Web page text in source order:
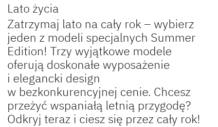
NOMAD
Caravan Caravan
Do przyczep kempingowych
Lato życia
Zatrzymaj lato na cały rok – wybierz
jeden z modeli specjalnych Summer
Edition! Trzy wyjątkowe modele
oferują doskonałe wyposażenie
i elegancki design
w bezkonkurencyjnej cenie. Chcesz
przeżyć wspaniałą letnią przygodę?
Odkryj teraz i ciesz się przez cały rok!